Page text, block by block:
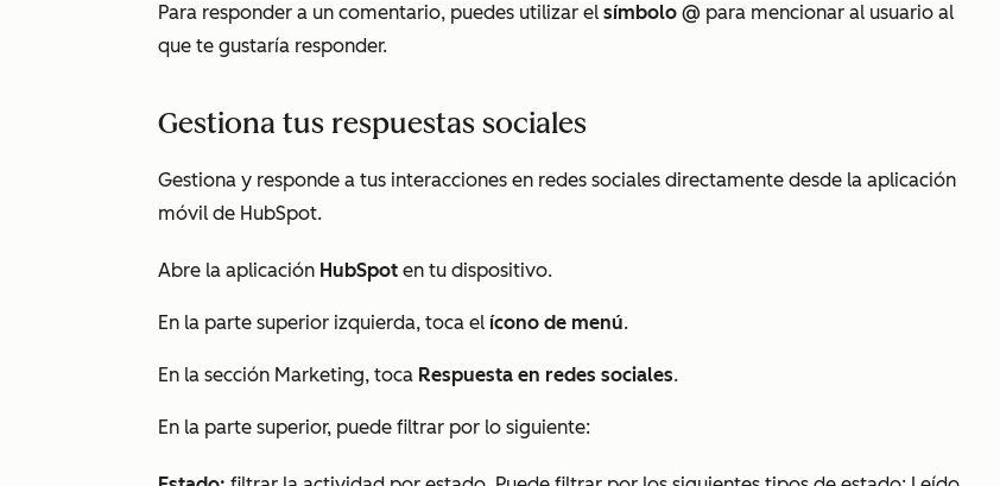
Para responder a un comentario, puedes utilizar el símbolo @ para mencionar al usuario al
que te gustaría responder.
Gestiona tus respuestas sociales
Gestiona y responde a tus interacciones en redes sociales directamente desde la aplicación
móvil de HubSpot.
Abre la aplicación HubSpot en tu dispositivo.
En la parte superior izquierda, toca el ícono de menú.
En la sección Marketing, toca Respuesta en redes sociales.
En la parte superior, puede filtrar por lo siguiente: